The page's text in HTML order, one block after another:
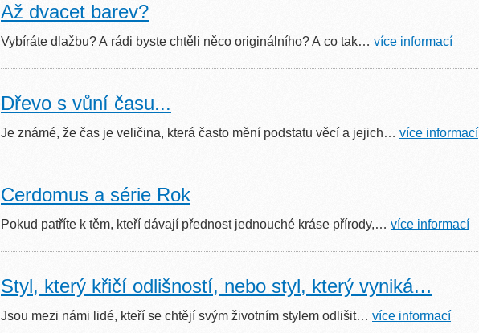
Až dvacet barev?
Vybíráte dlažbu? A rádi byste chtěli něco originálního? A co tak… více informací
Dřevo s vůní času...
Je známé, že čas je veličina, která často mění podstatu věcí a jejich… více informací
Cerdomus a série Rok
Pokud patříte k těm, kteří dávají přednost jednouché kráse přírody,… více informací
Styl, který křičí odlišností, nebo styl, který vyniká…
Jsou mezi námi lidé, kteří se chtějí svým životním stylem odlišit… více informací